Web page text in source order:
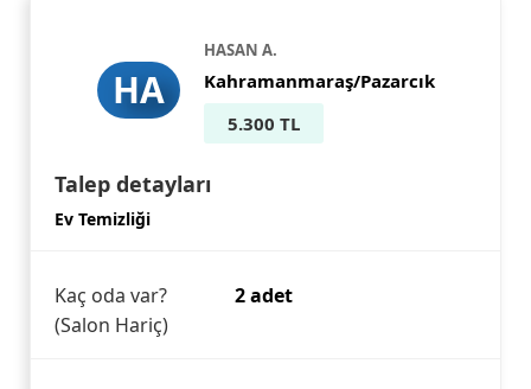
HA
HASAN A.
Kahramanmaraş/Pazarcık
5.300 TL
Talep detayları
Ev Temizliği
Kaç oda var?
(Salon Hariç)
2 adet